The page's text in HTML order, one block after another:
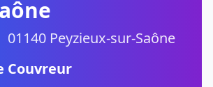
01140 Peyzieux-sur-Saône
Couvreur